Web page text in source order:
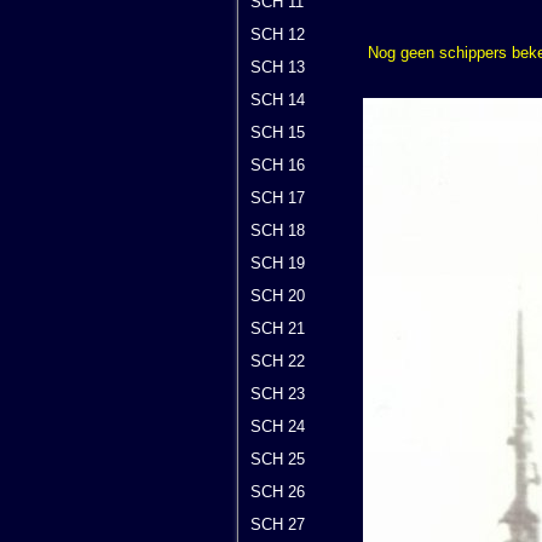
SCH 12
SCH 13
SCH 14
SCH 15
SCH 16
SCH 17
SCH 18
SCH 19
SCH 20
SCH 21
SCH 22
SCH 23
SCH 24
SCH 25
SCH 26
SCH 27
Nog geen schippers